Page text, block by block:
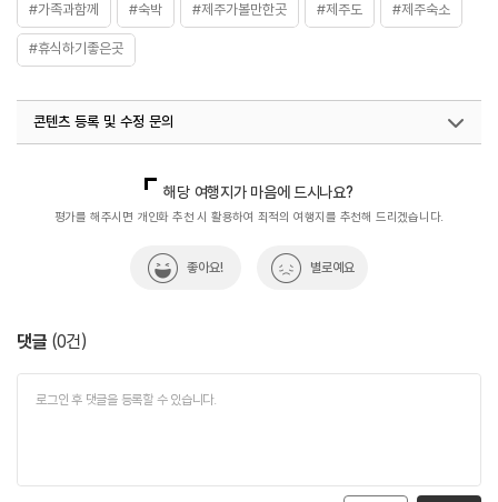
#가족과함께 #숙박 #제주가볼만한곳 #제주도 #제주숙소
#휴식하기좋은곳
콘텐츠 등록 및 수정 문의
열린관광콘텐츠팀(열린관광-모두의여행)
033-738-3425
해당 여행지가 마음에 드시나요?
평가를 해주시면 개인화 추천 시 활용하여 최적의 여행지를 추천해 드리겠습니다.
좋아요! 별로예요
댓글 (0건)